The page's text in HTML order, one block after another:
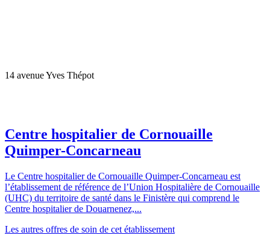
14 avenue Yves Thépot
Centre hospitalier de Cornouaille
Quimper-Concarneau
Le Centre hospitalier de Cornouaille Quimper-Concarneau est
l’établissement de référence de l’Union Hospitalière de Cornouaille
(UHC) du territoire de santé dans le Finistère qui comprend le
Centre hospitalier de Douarnenez,...
Les autres offres de soin de cet établissement